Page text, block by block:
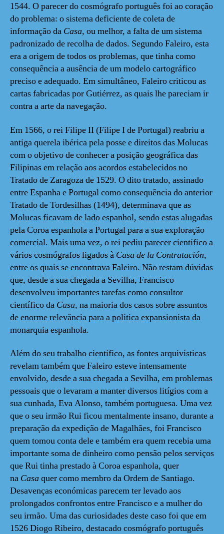
1544. O parecer do cosmógrafo português foi ao coração
do problema: o sistema deficiente de coleta de
informação da Casa, ou melhor, a falta de um sistema
padronizado de recolha de dados. Segundo Faleiro, esta
era a origem de todos os problemas, que tinha como
consequência a ausência de um modelo cartográfico
preciso e adequado. Em simultâneo, Faleiro criticou as
cartas fabricadas por Gutiérrez, as quais lhe pareciam ir
contra a arte da navegação.
Em 1566, o rei Filipe II (Filipe I de Portugal) reabriu a
antiga querela ibérica pela posse e direitos das Molucas
com o objetivo de conhecer a posição geográfica das
Filipinas em relação aos acordos estabelecidos no
Tratado de Zaragoza de 1529. O dito tratado, assinado
entre Espanha e Portugal como consequência do anterior
Tratado de Tordesilhas (1494), determinava que as
Molucas ficavam de lado espanhol, sendo estas alugadas
pela Coroa espanhola a Portugal para a sua exploração
comercial. Mais uma vez, o rei pediu parecer científico a
vários cosmógrafos ligados à Casa de la Contratación,
entre os quais se encontrava Faleiro. Não restam dúvidas
que, desde a sua chegada a Sevilha, Francisco
desenvolveu importantes tarefas como consultor
científico da Casa, na maioria dos casos sobre assuntos
de enorme relevância para a política expansionista da
monarquia espanhola.
Além do seu trabalho científico, as fontes arquivísticas
revelam também que Faleiro esteve intensamente
envolvido, desde a sua chegada a Sevilha, em problemas
pessoais que o levaram a manter diversos litígios com a
sua cunhada, Eva Alonso, também portuguesa. Uma vez
que o seu irmão Rui ficou mentalmente insano, durante a
preparação da expedição de Magalhães, foi Francisco
quem tomou conta dele e também era quem recebia uma
importante soma de dinheiro como pensão pelos serviços
que Rui tinha prestado à Coroa espanhola, quer
na Casaquer como membro da Ordem de Santiago.
Desavenças económicas parecem ter levado aos
prolongados confrontos entre Francisco e a mulher do
seu irmão. Uma das curiosidades deste caso foi que em
1526 Diogo Ribeiro, destacado cosmógrafo português